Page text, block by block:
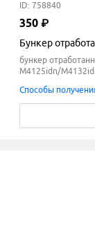
ID: 758840
350 ₽
Бункер
бункер
M4125idn/
Способы